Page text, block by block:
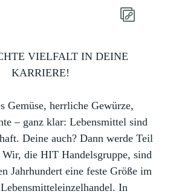
VIELFALT IN DEINE
KARRIERE!
Gemüse, herrliche Gewürze,
– ganz klar: Lebensmittel sind
Deine auch? Dann werde Teil
Wir, die HIT Handelsgruppe, sind
Jahrhundert eine feste Größe im
In